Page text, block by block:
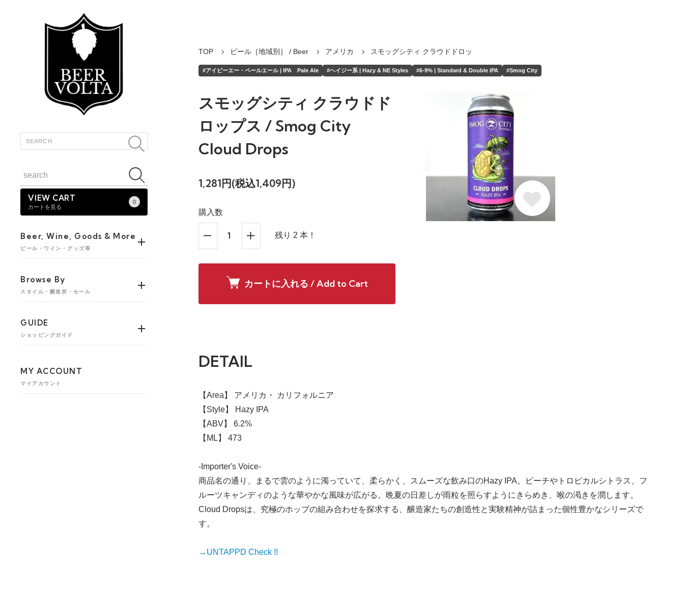
VIEW CART
カートを見る
0
Beer, Wine, Goods & More
ビール・ワイン・グッズ等
Browse By
スタイル・醸造所・セール
GUIDE
ショッピングガイド
MY ACCOUNT
マイアカウント
TOP ビール［地域別］ / Beer アメリカ スモッグシティ クラウドドロッ
#アイピーエー・ペールエール | IPA Pale Ale #ヘイジー系 | Hazy & NE Styles #6-9% | Standard & Double IPA #Smog City
スモッグシティ クラウドド
ロップス / Smog City
Cloud Drops
1,281円(税込1,409円)
購入数
残り 2 本！
カートに入れる / Add to Cart
DETAIL
【Area】 アメリカ・ カリフォルニア
【Style】 Hazy IPA
【ABV】 6.2%
【ML】 473
-Importer's Voice-
商品名の通り、まるで雲のように濁っていて、柔らかく、スムーズな飲み口のHazy IPA。ピーチやトロピカルシトラス、フ
ルーツキャンディのような華やかな風味が広がる。晩夏の日差しが雨粒を照らすようにきらめき、喉の渇きを潤します。
Cloud Dropsは、究極のホップの組み合わせを探求する、醸造家たちの創造性と実験精神が詰まった個性豊かなシリーズで
す。
→UNTAPPD Check !!